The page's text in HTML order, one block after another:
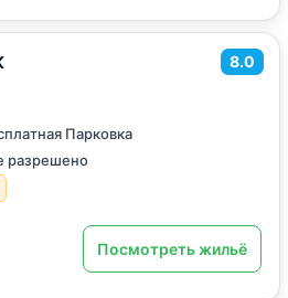
8.0
Парковка
разрешено
Посмотреть жильё